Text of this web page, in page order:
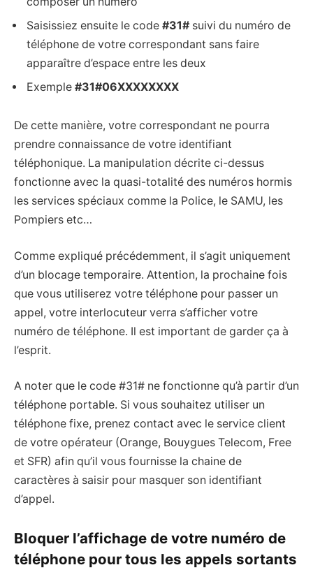
Saisissiez ensuite le code #31# suivi du numéro de
téléphone de votre correspondant sans faire
apparaître d’espace entre les deux
Exemple #31#06XXXXXXXX
De cette manière, votre correspondant ne pourra
prendre connaissance de votre identifiant
téléphonique. La manipulation décrite ci-dessus
fonctionne avec la quasi-totalité des numéros hormis
les services spéciaux comme la Police, le SAMU, les
Pompiers etc…
Comme expliqué précédemment, il s’agit uniquement
d’un blocage temporaire. Attention, la prochaine fois
que vous utiliserez votre téléphone pour passer un
appel, votre interlocuteur verra s’afficher votre
numéro de téléphone. Il est important de garder ça à
l’esprit.
A noter que le code #31# ne fonctionne qu’à partir d’un
téléphone portable. Si vous souhaitez utiliser un
téléphone fixe, prenez contact avec le service client
de votre opérateur (Orange, Bouygues Telecom, Free
et SFR) afin qu’il vous fournisse la chaine de
caractères à saisir pour masquer son identifiant
d’appel.
Bloquer l’affichage de votre numéro de
téléphone pour tous les appels sortants